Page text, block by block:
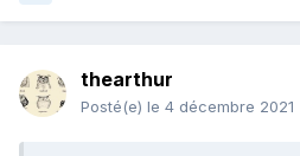
thearthur
Posté(e) le 4 décembre 2021